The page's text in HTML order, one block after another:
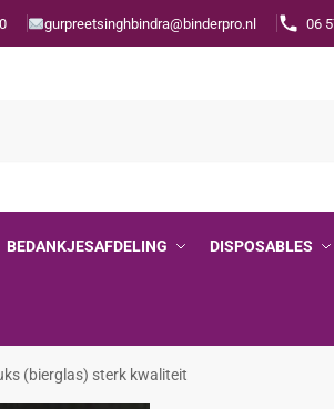
gurpreetsinghbindra@binderpro.nl 06
BEDANKJESAFDELING DISPOSABLES
(bierglas) sterk kwaliteit